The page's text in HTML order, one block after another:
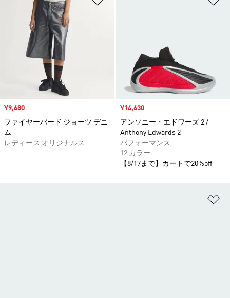
セール価格
¥9,680
ファイヤーバード ジョーツ デニ
ム
レディース オリジナルス
セール価格
¥14,630
アンソニー・エドワーズ 2 /
Anthony Edwards 2
パフォーマンス
12 カラー
【8/17まで】カートで20%off